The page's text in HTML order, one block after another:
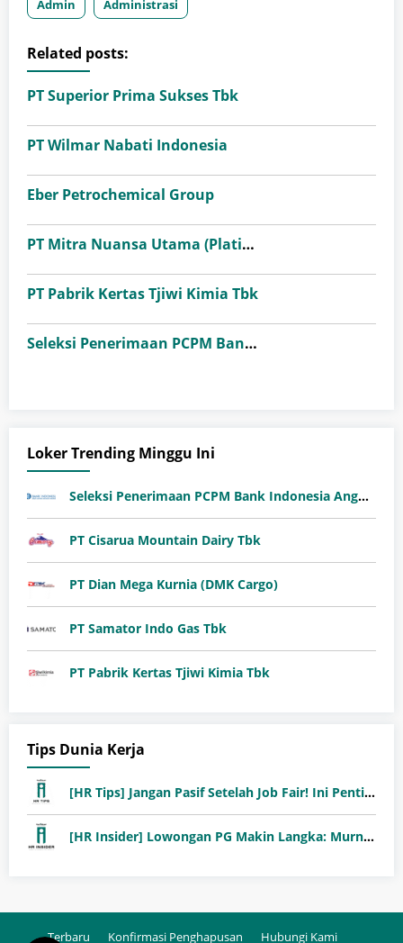
Admin Administrasi
Related posts:
PT Superior Prima Sukses Tbk
PT Wilmar Nabati Indonesia
Eber Petrochemical Group
PT Mitra Nuansa Utama (Platinum Ceramics Group)
PT Pabrik Kertas Tjiwi Kimia Tbk
Seleksi Penerimaan PCPM Bank Indonesia Angkatan 41
Loker Trending Minggu Ini
Seleksi Penerimaan PCPM Bank Indonesia Angkatan 41
PT Cisarua Mountain Dairy Tbk
PT Dian Mega Kurnia (DMK Cargo)
PT Samator Indo Gas Tbk
PT Pabrik Kertas Tjiwi Kimia Tbk
Tips Dunia Kerja
[HR Tips] Jangan Pasif Setelah Job Fair! Ini Pentingnya Follow-Up Setelah Job Fair
[HR Insider] Lowongan PG Makin Langka: Murni Seleksi atau Jalur Orang Dalam?
Terbaru Konfirmasi Penghapusan Hubungi Kami